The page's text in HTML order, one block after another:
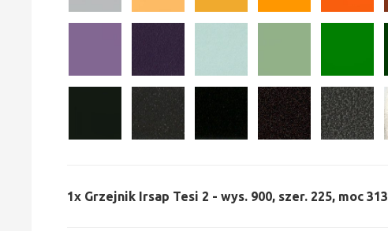
1x Grzejnik Irsap Tesi 2 - wys. 900, szer. 225, moc 313